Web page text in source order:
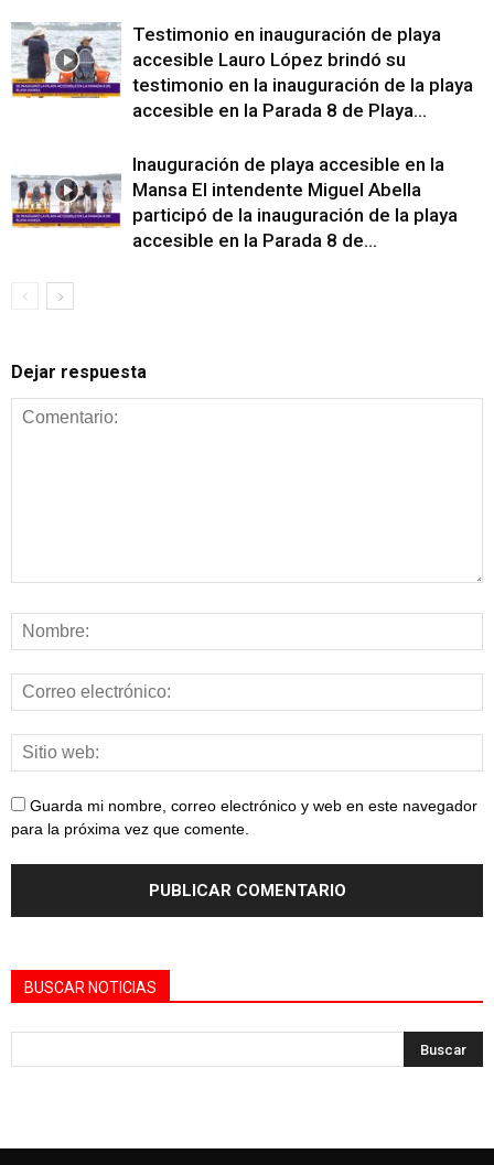
Testimonio en inauguración de playa
accesible Lauro López brindó su
testimonio en la inauguración de la playa
accesible en la Parada 8 de Playa...
Inauguración de playa accesible en la
Mansa El intendente Miguel Abella
participó de la inauguración de la playa
accesible en la Parada 8 de...
Dejar respuesta
Guarda mi nombre, correo electrónico y web en este navegador
para la próxima vez que comente.
BUSCAR NOTICIAS